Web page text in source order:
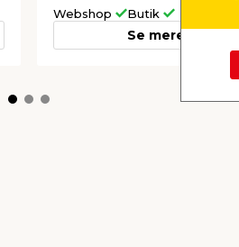
Webshop Butik
Se mere